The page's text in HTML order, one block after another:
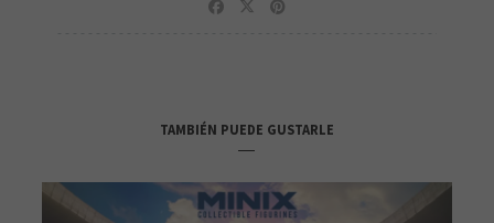
TAMBIÉN PUEDE GUSTARLE